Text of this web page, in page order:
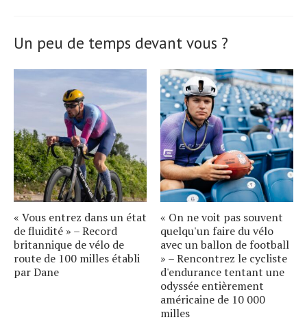
Un peu de temps devant vous ?
« Vous entrez dans un état
de fluidité » – Record
britannique de vélo de
route de 100 milles établi
par Dane
« On ne voit pas souvent
quelqu'un faire du vélo
avec un ballon de football
» – Rencontrez le cycliste
d'endurance tentant une
odyssée entièrement
américaine de 10 000
milles